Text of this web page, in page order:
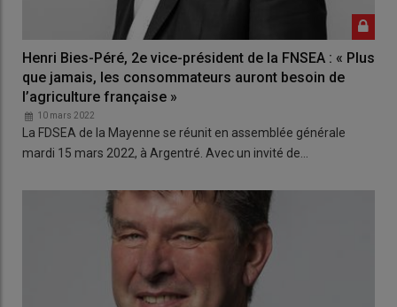
Henri Bies-Péré, 2e vice-président de la FNSEA : ​​​​​​​« Plus
que jamais, les consommateurs auront besoin de
l’agriculture française »
10 mars 2022
La FDSEA de la Mayenne se réunit en assemblée générale
mardi 15 mars 2022, à Argentré. Avec un invité de…